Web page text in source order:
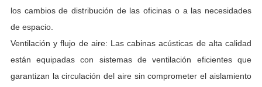
los cambios de distribución de las oficinas o a las necesidades
de espacio.
Ventilación y flujo de aire: Las cabinas acústicas de alta calidad
están equipadas con sistemas de ventilación eficientes que
garantizan la circulación del aire sin comprometer el aislamiento